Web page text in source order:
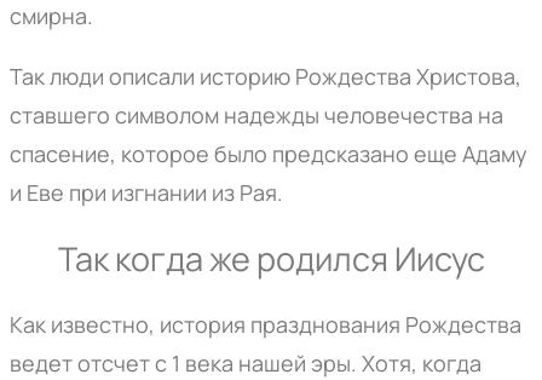
смирна.
Так люди описали историю Рождества Христова,
ставшего символом надежды человечества на
спасение, которое было предсказано еще Адаму
и Еве при изгнании из Рая.
Так когда же родился Иисус
Как известно, история празднования Рождества
ведет отсчет с 1 века нашей эры. Хотя, когда